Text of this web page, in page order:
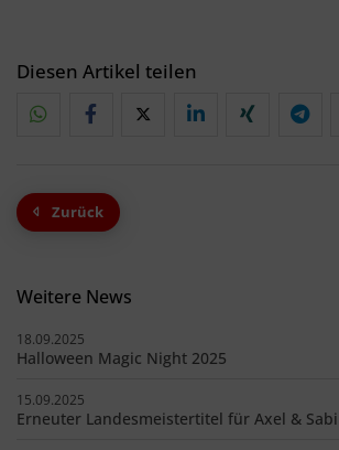
Diesen Artikel teilen
Zurück
Weitere News
18.09.2025
Halloween Magic Night 2025
15.09.2025
Erneuter Landesmeistertitel für Axel &